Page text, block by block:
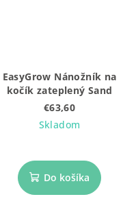
EasyGrow Nánožník na
kočík zateplený Sand
€63,60
Skladom
Do košíka